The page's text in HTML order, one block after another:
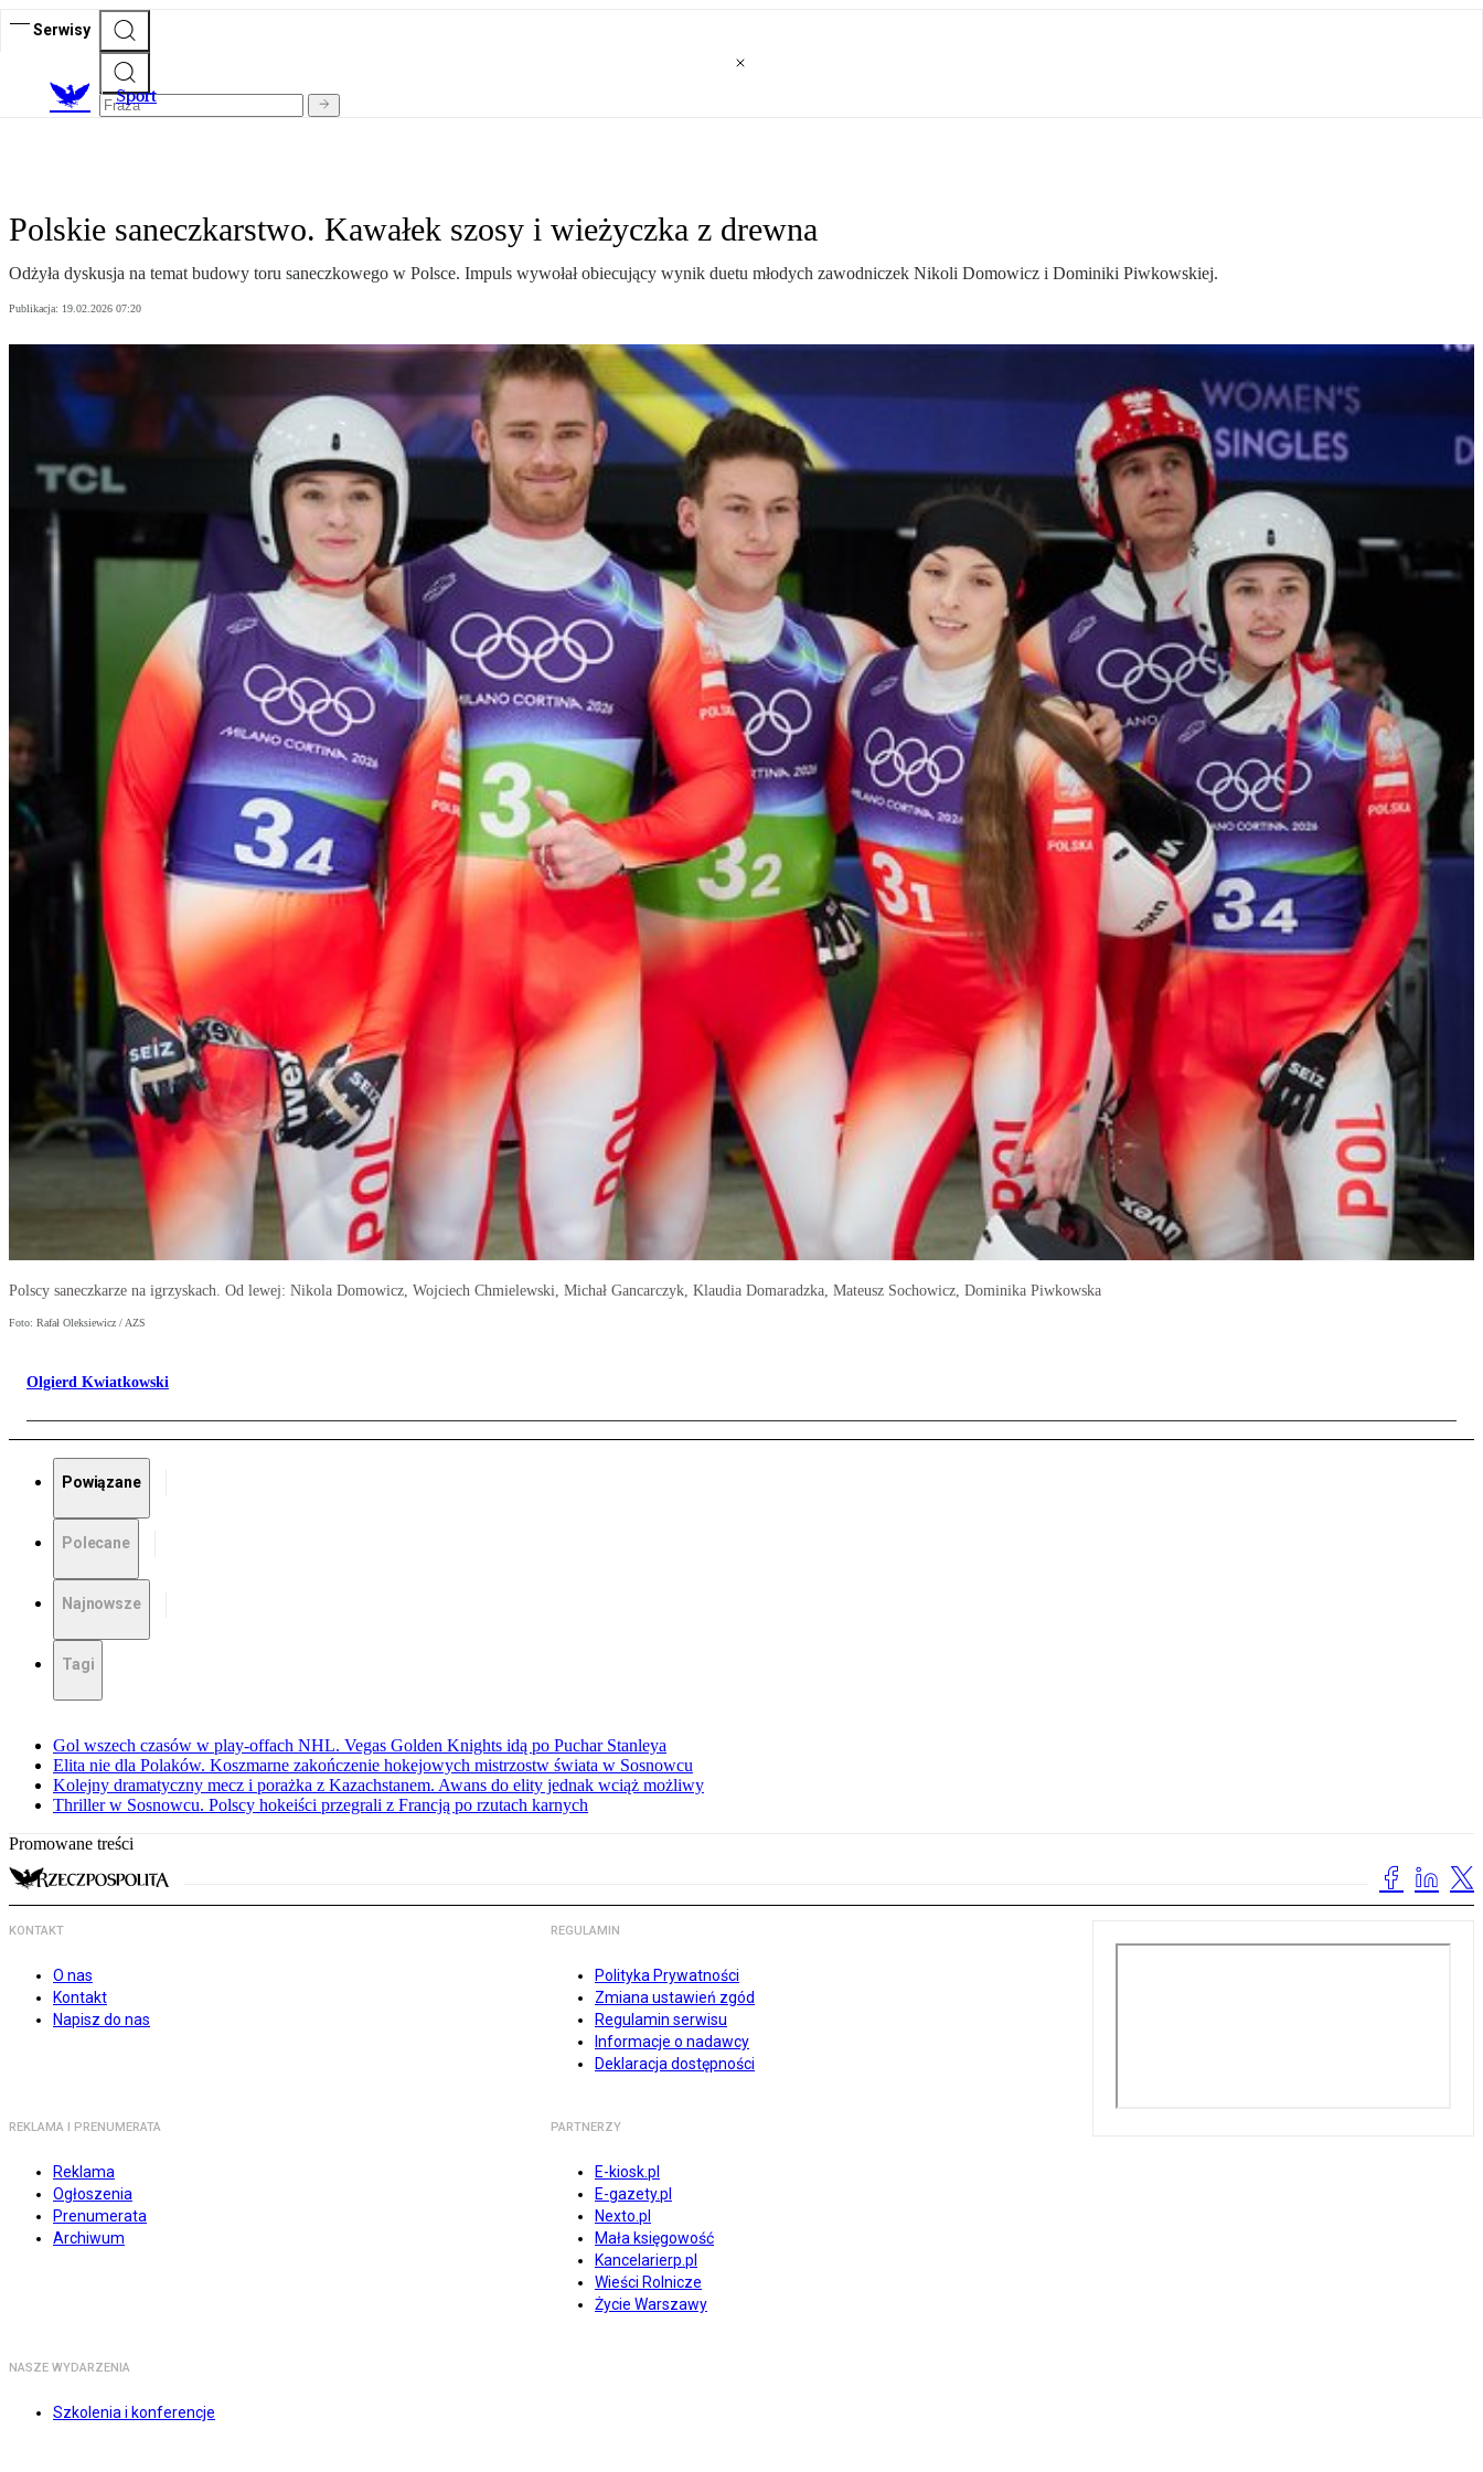
Serwisy
Sport
Polskie saneczkarstwo. Kawałek szosy i wieżyczka z drewna
Odżyła dyskusja na temat budowy toru saneczkowego w Polsce. Impuls wywołał obiecujący wynik duetu młodych zawodniczek Nikoli Domowicz i Dominiki Piwkowskiej.
Publikacja: 19.02.2026 07:20
Polscy saneczkarze na igrzyskach. Od lewej: Nikola Domowicz, Wojciech Chmielewski, Michał Gancarczyk, Klaudia Domaradzka, Mateusz Sochowicz, Dominika Piwkowska
Foto: Rafał Oleksiewicz / AZS
Olgierd Kwiatkowski
Powiązane
Polecane
Najnowsze
Tagi
Gol wszech czasów w play-offach NHL. Vegas Golden Knights idą po Puchar Stanleya
Elita nie dla Polaków. Koszmarne zakończenie hokejowych mistrzostw świata w Sosnowcu
Kolejny dramatyczny mecz i porażka z Kazachstanem. Awans do elity jednak wciąż możliwy
Thriller w Sosnowcu. Polscy hokeiści przegrali z Francją po rzutach karnych
Promowane treści
KONTAKT
O nas
Kontakt
Napisz do nas
REGULAMIN
Polityka Prywatności
Zmiana ustawień zgód
Regulamin serwisu
Informacje o nadawcy
Deklaracja dostępności
REKLAMA I PRENUMERATA
Reklama
Ogłoszenia
Prenumerata
Archiwum
PARTNERZY
E-kiosk.pl
E-gazety.pl
Nexto.pl
Mała księgowość
Kancelarierp.pl
Wieści Rolnicze
Życie Warszawy
NASZE WYDARZENIA
Szkolenia i konferencje